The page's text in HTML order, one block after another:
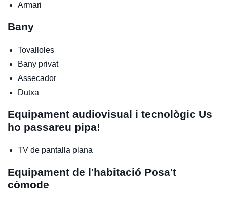
Armari
Bany
Tovalloles
Bany privat
Assecador
Dutxa
Equipament audiovisual i tecnològic Us
ho passareu pipa!
TV de pantalla plana
Equipament de l'habitació Posa't
còmode